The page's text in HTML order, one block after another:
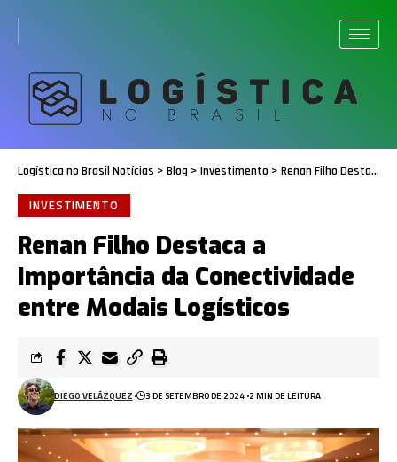
Logística no Brasil Notícias > Blog > Investimento > Renan Filho Destaca a Importância da Conectividade entre Modais Logísticos
INVESTIMENTO
Renan Filho Destaca a
Importância da Conectividade
entre Modais Logísticos
DIEGO VELÁZQUEZ 3 DE SETEMBRO DE 2024 2 MIN DE LEITURA